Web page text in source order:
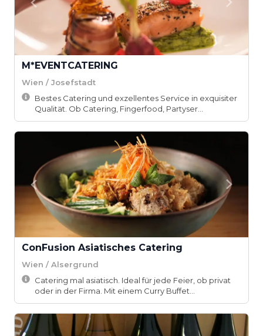
M*EVENTCATERING
Wien / Josefstadt
Bestes Catering und exzellentes Service in exquisiter
Qualität. Ob Catering, Fingerfood, Partyser...
ConFusion­ Asiatisches Catering
Wien / Alsergrund
Catering mal asiatisch. Ideal für jede Feier, ob privat
oder in der Firma. Mit einem Curry Buffet...